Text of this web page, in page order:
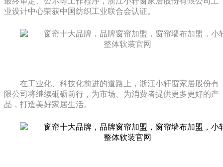
业设计中心荣获中国纺织工业联合会认证。
在工业化、科技化前进的道路上， 浙江小轩窗家居股份有
限公司 将继续砥砺前行，为市场、为消费者提供更多更好的产
品，打造美好家居生活。